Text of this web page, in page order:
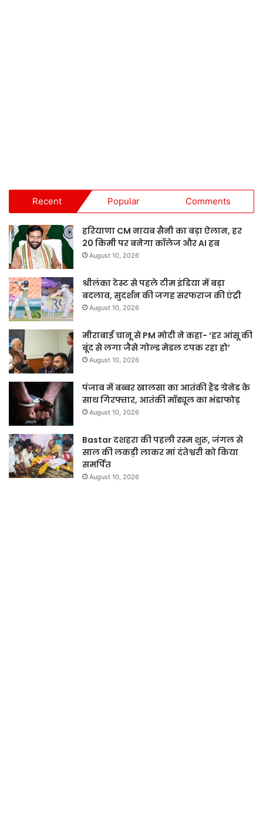
Recent Popular Comments
हरियाणा CM नायब सैनी का बड़ा ऐलान, हर
20 किमी पर बनेगा कॉलेज और AI हब
August 10, 2026
श्रीलंका टेस्ट से पहले टीम इंडिया में बड़ा
बदलाव, सुदर्शन की जगह सरफराज की एंट्री
August 10, 2026
मीराबाई चानू से PM मोदी ने कहा- ‘हर आंसू की
बूंद से लगा जैसे गोल्ड मेडल टपक रहा हो’
August 10, 2026
पंजाब में बब्बर खालसा का आतंकी हैंड ग्रेनेड के
साथ गिरफ्तार, आतंकी मॉड्यूल का भंडाफोड़
August 10, 2026
Bastar दशहरा की पहली रस्म शुरू, जंगल से
साल की लकड़ी लाकर मां दंतेश्वरी को किया
समर्पित
August 10, 2026